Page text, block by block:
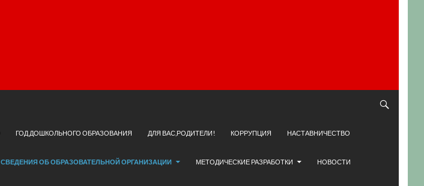
ГОД ДОШКОЛЬНОГО ОБРАЗОВАНИЯ ДЛЯ ВАС,РОДИТЕЛИ! КОРРУПЦИЯ НАСТАВНИЧЕСТВО
СВЕДЕНИЯ ОБ ОБРАЗОВАТЕЛЬНОЙ ОРГАНИЗАЦИИ МЕТОДИЧЕСКИЕ РАЗРАБОТКИ НОВОСТИ